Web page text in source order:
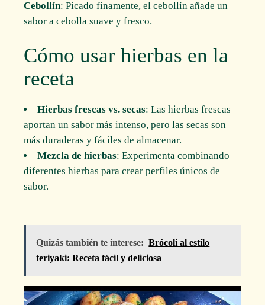
Cebollín: Picado finamente, el cebollín añade un
sabor a cebolla suave y fresco.
Cómo usar hierbas en la
receta
Hierbas frescas vs. secas: Las hierbas frescas
aportan un sabor más intenso, pero las secas son
más duraderas y fáciles de almacenar.
Mezcla de hierbas: Experimenta combinando
diferentes hierbas para crear perfiles únicos de
sabor.
Quizás también te interese: Brócoli al estilo
teriyaki: Receta fácil y deliciosa